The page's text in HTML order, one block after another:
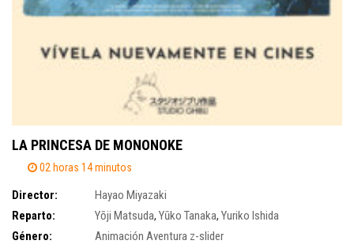
LA PRINCESA DE MONONOKE
02 horas 14 minutos
Director:
Hayao Miyazaki
Reparto:
Yōji Matsuda, Yūko Tanaka, Yuriko Ishida
Género:
Animación Aventura z-slider